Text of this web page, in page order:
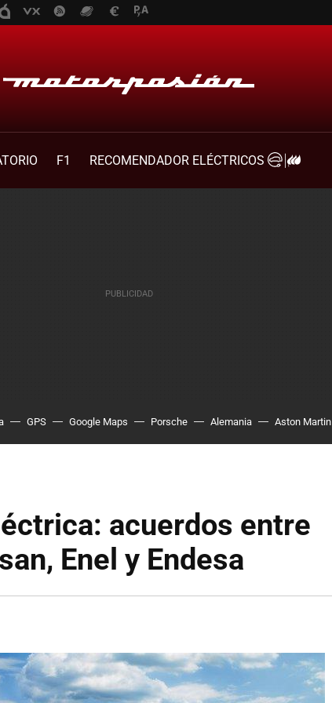
F1
RECOMENDADOR ELÉCTRICOS
GPS Google Maps Porsche Alemania Aston Martin
acuerdos entre
Enel y Endesa